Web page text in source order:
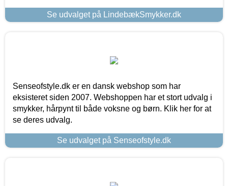
Se udvalget på LindebækSmykker.dk
Senseofstyle.dk er en dansk webshop som har
eksisteret siden 2007. Webshoppen har et stort udvalg i
smykker, hårpynt til både voksne og børn. Klik her for at
se deres udvalg.
Se udvalget på Senseofstyle.dk